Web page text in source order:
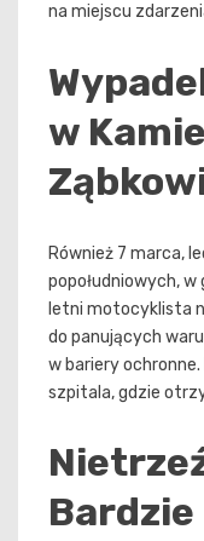
na miejscu
w
Również 7 marca,
popołudniowych,
letni motocyklista
do panujących
w bariery
szpitala, gdzie
Bardzie